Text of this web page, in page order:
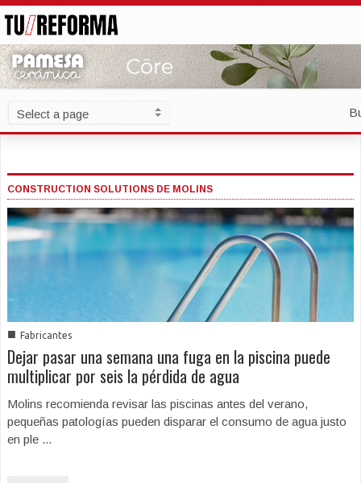
CONSTRUCTION SOLUTIONS DE MOLINS
■ Fabricantes
Dejar pasar una semana una fuga en la piscina puede
multiplicar por seis la pérdida de agua
Molins recomienda revisar las piscinas antes del verano,
pequeñas patologías pueden disparar el consumo de agua justo
en ple ...